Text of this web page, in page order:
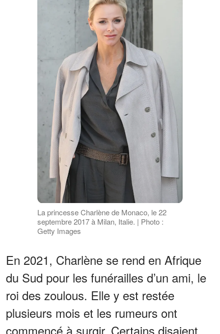
La princesse Charlène de Monaco, le 22
septembre 2017 à Milan, Italie. | Photo :
Getty Images
En 2021, Charlène se rend en Afrique
du Sud pour les funérailles d’un ami, le
roi des zoulous. Elle y est restée
plusieurs mois et les rumeurs ont
commencé à surgir. Certains disaient